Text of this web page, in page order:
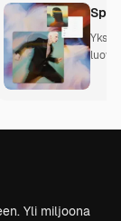
Yksi
Yli miljoona